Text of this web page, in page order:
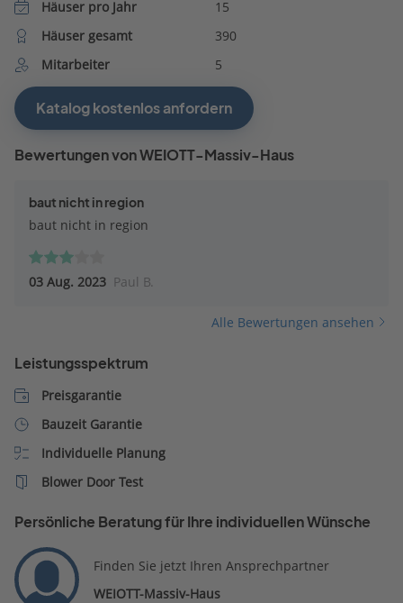
Häuser pro Jahr
15
Häuser gesamt
390
Mitarbeiter
5
Katalog kostenlos anfordern
Bewertungen von WEIOTT-Massiv-Haus
baut nicht in region
baut nicht in region
03 Aug. 2023 Paul B.
Alle Bewertungen ansehen
Leistungsspektrum
Preisgarantie
Bauzeit Garantie
Individuelle Planung
Blower Door Test
Persönliche Beratung für Ihre individuellen Wünsche
Finden Sie jetzt Ihren Ansprechpartner
WEIOTT-Massiv-Haus